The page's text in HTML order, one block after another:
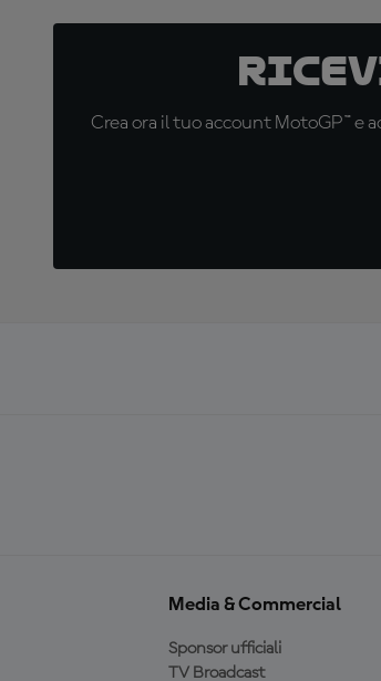
Crea ora il tuo account MotoGP™ e
Media & Commercial
Sponsor ufficiali
TV Broadcast